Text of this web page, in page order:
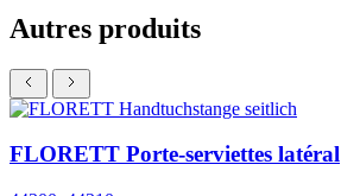
Autres produits
FLORETT Porte-serviettes latéral